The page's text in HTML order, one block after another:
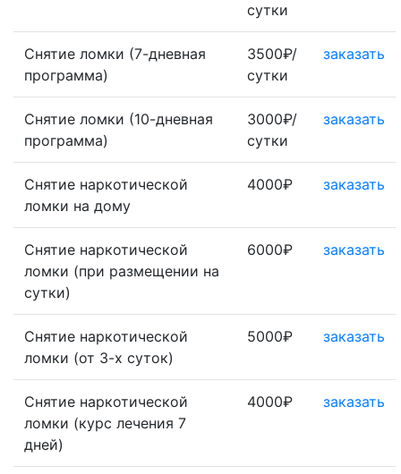
сутки
Снятие ломки (7-дневная
программа)
3500₽/
сутки
заказать
Снятие ломки (10-дневная
программа)
3000₽/
сутки
заказать
Снятие наркотической
ломки на дому
4000₽ заказать
Снятие наркотической
ломки (при размещении на
сутки)
6000₽ заказать
Снятие наркотической
ломки (от 3-х суток)
5000₽ заказать
Снятие наркотической
ломки (курс лечения 7
дней)
4000₽ заказать